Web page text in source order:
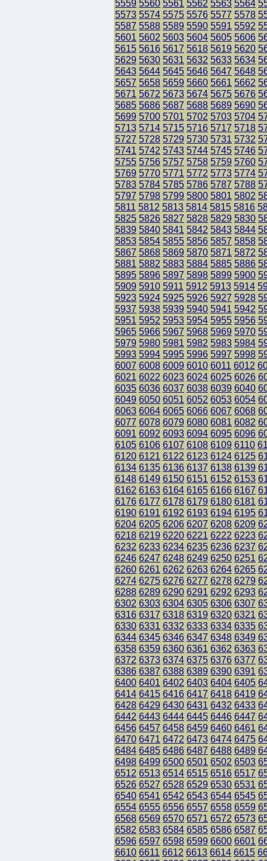
5559 5560 5561 5562 5563 5564
5573 5574 5575 5576 5577 5578
5587 5588 5589 5590 5591 5592
5601 5602 5603 5604 5605 5606
5615 5616 5617 5618 5619 5620
5629 5630 5631 5632 5633 5634
5643 5644 5645 5646 5647 5648
5657 5658 5659 5660 5661 5662
5671 5672 5673 5674 5675 5676
5685 5686 5687 5688 5689 5690
5699 5700 5701 5702 5703 5704
5713 5714 5715 5716 5717 5718
5727 5728 5729 5730 5731 5732
5741 5742 5743 5744 5745 5746
5755 5756 5757 5758 5759 5760
5769 5770 5771 5772 5773 5774
5783 5784 5785 5786 5787 5788
5797 5798 5799 5800 5801 5802
5811 5812 5813 5814 5815 5816
5825 5826 5827 5828 5829 5830
5839 5840 5841 5842 5843 5844
5853 5854 5855 5856 5857 5858
5867 5868 5869 5870 5871 5872
5881 5882 5883 5884 5885 5886
5895 5896 5897 5898 5899 5900
5909 5910 5911 5912 5913 5914
5923 5924 5925 5926 5927 5928
5937 5938 5939 5940 5941 5942
5951 5952 5953 5954 5955 5956
5965 5966 5967 5968 5969 5970
5979 5980 5981 5982 5983 5984
5993 5994 5995 5996 5997 5998
6007 6008 6009 6010 6011 6012
6021 6022 6023 6024 6025 6026
6035 6036 6037 6038 6039 6040
6049 6050 6051 6052 6053 6054
6063 6064 6065 6066 6067 6068
6077 6078 6079 6080 6081 6082
6091 6092 6093 6094 6095 6096
6105 6106 6107 6108 6109 6110
6120 6121 6122 6123 6124 6125
6134 6135 6136 6137 6138 6139
6148 6149 6150 6151 6152 6153
6162 6163 6164 6165 6166 6167
6176 6177 6178 6179 6180 6181
6190 6191 6192 6193 6194 6195
6204 6205 6206 6207 6208 6209
6218 6219 6220 6221 6222 6223
6232 6233 6234 6235 6236 6237
6246 6247 6248 6249 6250 6251
6260 6261 6262 6263 6264 6265
6274 6275 6276 6277 6278 6279
6288 6289 6290 6291 6292 6293
6302 6303 6304 6305 6306 6307
6316 6317 6318 6319 6320 6321
6330 6331 6332 6333 6334 6335
6344 6345 6346 6347 6348 6349
6358 6359 6360 6361 6362 6363
6372 6373 6374 6375 6376 6377
6386 6387 6388 6389 6390 6391
6400 6401 6402 6403 6404 6405
6414 6415 6416 6417 6418 6419
6428 6429 6430 6431 6432 6433
6442 6443 6444 6445 6446 6447
6456 6457 6458 6459 6460 6461
6470 6471 6472 6473 6474 6475
6484 6485 6486 6487 6488 6489
6498 6499 6500 6501 6502 6503
6512 6513 6514 6515 6516 6517
6526 6527 6528 6529 6530 6531
6540 6541 6542 6543 6544 6545
6554 6555 6556 6557 6558 6559
6568 6569 6570 6571 6572 6573
6582 6583 6584 6585 6586 6587
6596 6597 6598 6599 6600 6601
6610 6611 6612 6613 6614 6615